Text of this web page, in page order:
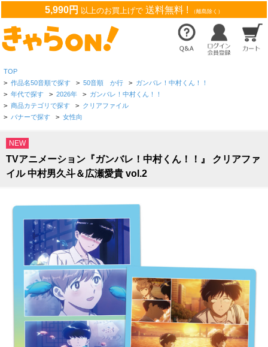
5,990円 以上のお買上げで 送料無料 ! （離島除く）
TOP
> 作品名50音順で探す > 50音順 か行 > ガンバレ！中村くん！！
> 年代で探す > 2026年 > ガンバレ！中村くん！！
> 商品カテゴリで探す > クリアファイル
> バナーで探す > 女性向
NEW
TVアニメーション『ガンバレ！中村くん！！』 クリアファ
イル 中村男久斗＆広瀬愛貴 vol.2